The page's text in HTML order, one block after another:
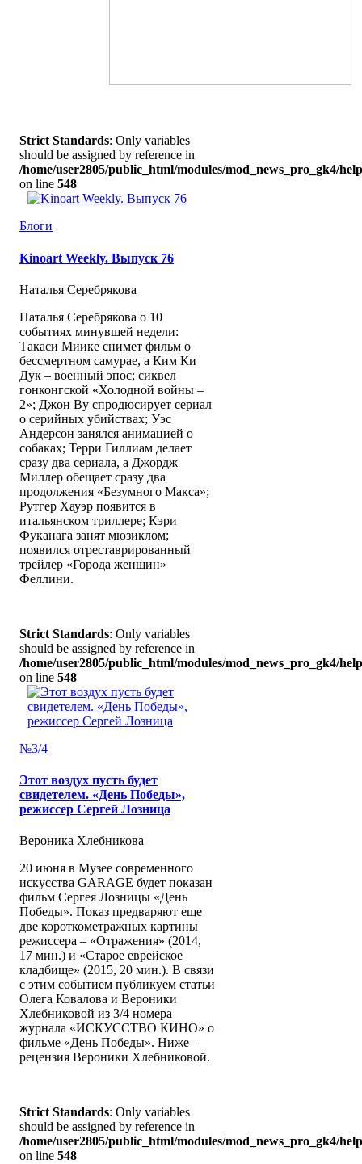
Strict Standards: Only variables
should be assigned by reference in
/home/user2805/public_html/modules/mod_news_pro_gk4/
on line 548
Блоги
Kinoart Weekly. Выпуск 76
Наталья Серебрякова
Наталья Серебрякова о 10
событиях минувшей недели:
Такаси Миике снимет фильм о
бессмертном самурае, а Ким Ки
Дук – военный эпос; сиквел
гонконгской «Холодной войны –
2»; Джон Ву спродюсирует сериал
о серийных убийствах; Уэс
Андерсон занялся анимацией о
собаках; Терри Гиллиам делает
сразу два сериала, а Джордж
Миллер обещает сразу два
продолжения «Безумного Макса»;
Рутгер Хауэр появится в
итальянском триллере; Кэри
Фуканага занят мюзиклом;
появился отреставрированный
трейлер «Города женщин»
Феллини.
Strict Standards: Only variables
should be assigned by reference in
/home/user2805/public_html/modules/mod_news_pro_gk4/
on line 548
№3/4
Этот воздух пусть будет
свидетелем. «День Победы»,
режиссер Сергей Лозница
Вероника Хлебникова
20 июня в Музее современного
искусства GARAGE будет показан
фильм Сергея Лозницы «День
Победы». Показ предваряют еще
две короткометражных картины
режиссера – «Отражения» (2014,
17 мин.) и «Старое еврейское
кладбище» (2015, 20 мин.). В связи
с этим событием публикуем статьи
Олега Ковалова и Вероники
Хлебниковой из 3/4 номера
журнала «ИСКУССТВО КИНО» о
фильме «День Победы». Ниже –
рецензия Вероники Хлебниковой.
Strict Standards: Only variables
should be assigned by reference in
/home/user2805/public_html/modules/mod_news_pro_gk4/
on line 548